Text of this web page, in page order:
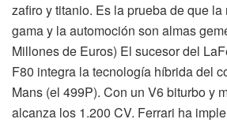
zafiro y titanio. Es la prueba de que
gama y la automoción son almas
Millones de Euros) El sucesor del
F80 integra la tecnología híbrida del
Mans (el 499P). Con un V6 biturbo y
alcanza los 1.200 CV. Ferrari ha